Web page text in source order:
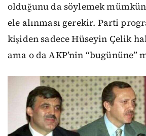
olduğunu da söylemek
ele alınması gerekir. Parti
kişiden sadece Hüseyin Çelik
ama o da AKP’nin “bugününe”